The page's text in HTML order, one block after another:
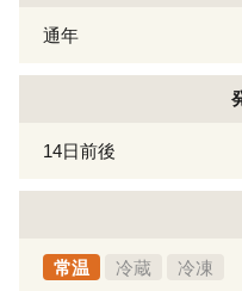
通年
14日前後
常温 冷蔵 冷凍